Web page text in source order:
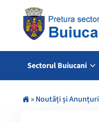
Sectorul Buiucani
»Noutăți și Anunțuri